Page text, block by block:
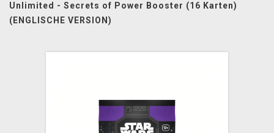
BRETT- UND KARTENSPIELE
Unlimited - Secrets of Power Booster (16 Karten)
(ENGLISCHE VERSION)